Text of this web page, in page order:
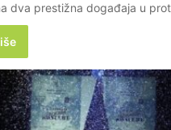
dva prestižna događaja u